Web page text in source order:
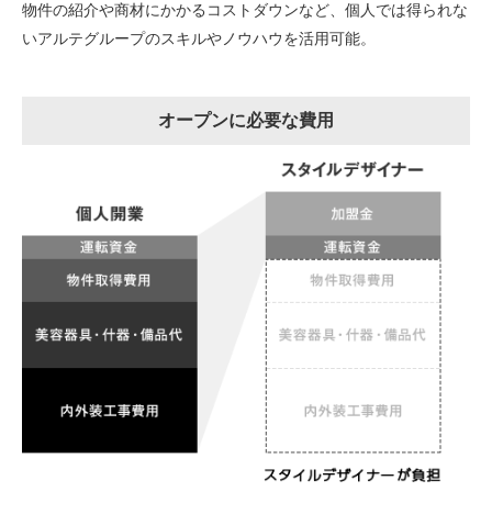
物件の紹介や商材にかかるコストダウンなど、個人では得られな
いアルテグループのスキルやノウハウを活用可能。
オープンに必要な費用